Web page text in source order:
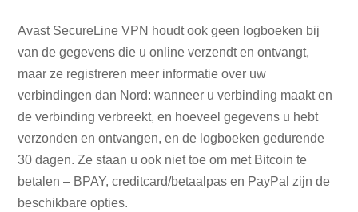
Avast SecureLine VPN houdt ook geen logboeken bij
van de gegevens die u online verzendt en ontvangt,
maar ze registreren meer informatie over uw
verbindingen dan Nord: wanneer u verbinding maakt en
de verbinding verbreekt, en hoeveel gegevens u hebt
verzonden en ontvangen, en de logboeken gedurende
30 dagen. Ze staan ​​u ook niet toe om met Bitcoin te
betalen – BPAY, creditcard/betaalpas en PayPal zijn de
beschikbare opties.